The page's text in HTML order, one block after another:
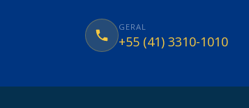
GERAL
+55 (41) 3310-1010